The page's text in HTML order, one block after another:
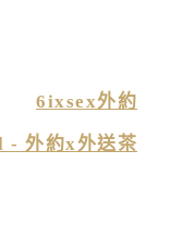
6ixsex外約
- 外約x外送茶